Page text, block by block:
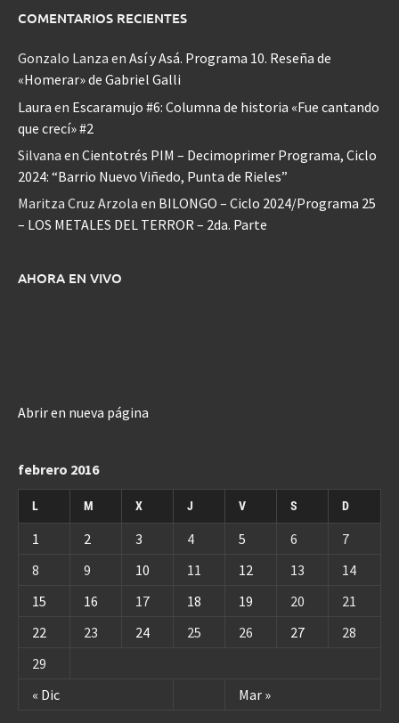
COMENTARIOS RECIENTES
Gonzalo Lanza en Así y Asá. Programa 10. Reseña de
«Homerar» de Gabriel Galli
Laura en Escaramujo #6: Columna de historia «Fue cantando
que crecí» #2
Silvana en Cientotrés PIM – Decimoprimer Programa, Ciclo
2024: “Barrio Nuevo Viñedo, Punta de Rieles”
Maritza Cruz Arzola en BILONGO – Ciclo 2024/Programa 25
– LOS METALES DEL TERROR – 2da. Parte
AHORA EN VIVO
Abrir en nueva página
febrero 2016
L M X J V S D
« Dic Mar »
1 2 3 4 5 6
7
8
9 10 11 12 13
14
15
16 17 18 19 20
21
22
23 24 25 26 27
28
29